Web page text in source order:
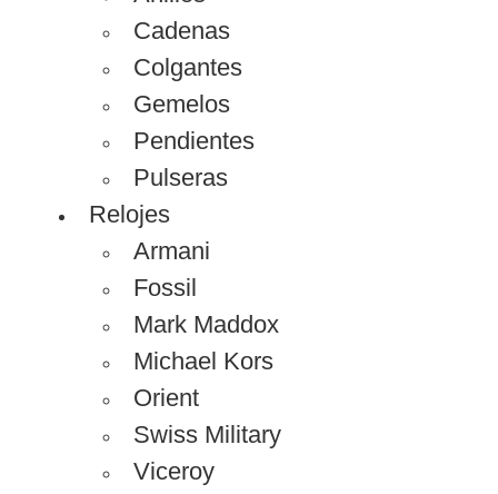
Cadenas
Colgantes
Gemelos
Pendientes
Pulseras
Relojes
Armani
Fossil
Mark Maddox
Michael Kors
Orient
Swiss Military
Viceroy